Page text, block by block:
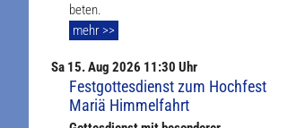
beten.
mehr >>
Sa 15. Aug 2026 11:30 Uhr
Festgottesdienst zum Hochfest
Mariä Himmelfahrt